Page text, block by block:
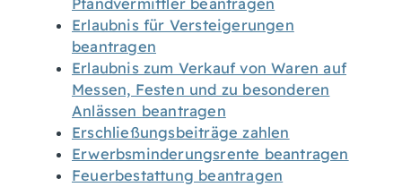
Pfandvermittler beantragen
Erlaubnis für Versteigerungen
beantragen
Erlaubnis zum Verkauf von Waren auf
Messen, Festen und zu besonderen
Anlässen beantragen
Erschließungsbeiträge zahlen
Erwerbsminderungsrente beantragen
Feuerbestattung beantragen